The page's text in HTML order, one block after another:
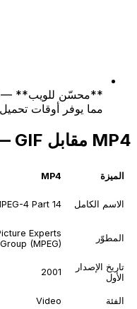
مما يوفر أوقات
MP4 مقابل GIF — مقارنة الصيغ
الميزة MP4
الاسم الكامل 4 Part 14
المطوّر
Experts
Group (MPEG)
تاريخ الإصدار
الأول
2001
الفئة Video